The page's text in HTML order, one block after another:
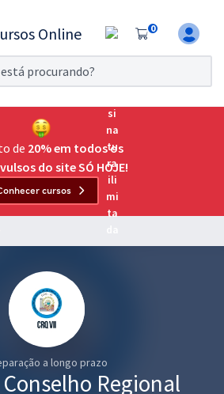
0
11
grátis por 7 dias!
Passar
para o Exame da
para as principais
de 20% em todos os
do site SÓ HOJE!
cursos
a longo prazo
Conselho Regional